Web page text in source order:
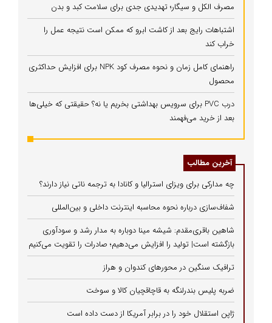
مصرف الکل و سیگار؛ تهدیدی جدی برای سلامت کبد و بدن
اشتباهات رایج بعد از کاشت ابرو که ممکن است نتیجه عمل را
خراب کند
راهنمای کامل زمان و نحوه مصرف کود NPK برای افزایش حداکثری
محصول
درب PVC برای سرویس بهداشتی بخریم یا نه؟ حقیقتی که خیلی‌ها
بعد از خرید می‌فهمند
آخرین مطالب
چه مدارکی برای ویزای استرالیا و کانادا به ترجمه ناتی نیاز دارند؟
شفاف‌سازی درباره نحوه محاسبه اینترنت داخلی و بین‌المللی
شاهین باقری‌مقدم: شیشه مینا دوباره به مدار رشد و سودآوری
بازگشته است| تولید را افزایش می‌دهیم؛ صادرات را تقویت می‌کنیم
ترافیک سنگین در محورهای کندوان و هراز
ضربه پلیس بندرلنگه به قاچاقچیان کالا و سوخت
ژاپن استقلال خود را در برابر آمریکا از دست داده است